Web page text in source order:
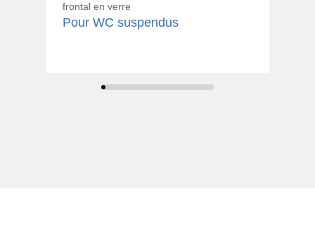
frontal en verre
Pour WC suspendus